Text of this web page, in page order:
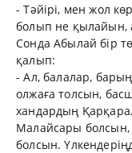
- Тәйірі, мен жол
болып не қылайын,
Сонда Абылай бір
қалып:
- Ал, балалар,
олжаға толсын,
хандардың
Малайсары
болсын.